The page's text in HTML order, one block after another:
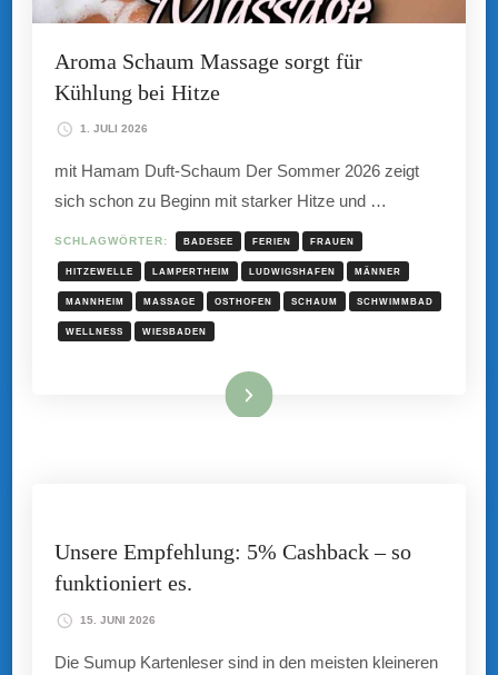
Aroma Schaum Massage sorgt für
Kühlung bei Hitze
1. JULI 2026
mit Hamam Duft-Schaum Der Sommer 2026 zeigt
sich schon zu Beginn mit starker Hitze und …
SCHLAGWÖRTER: BADESEE FERIEN FRAUEN
HITZEWELLE LAMPERTHEIM LUDWIGSHAFEN MÄNNER
MANNHEIM MASSAGE OSTHOFEN SCHAUM SCHWIMMBAD
WELLNESS WIESBADEN
Mehr hier ...
Unsere Empfehlung: 5% Cashback – so
funktioniert es.
15. JUNI 2026
Die Sumup Kartenleser sind in den meisten kleineren